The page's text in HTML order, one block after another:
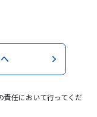
責任において行ってくだ